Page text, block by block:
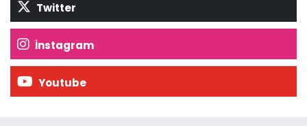
Twitter
İnstagram
Youtube